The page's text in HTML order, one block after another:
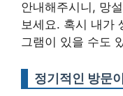
안내해주시니, 망
보세요. 혹시 내가
그램이 있을 수도
정기적인 방문